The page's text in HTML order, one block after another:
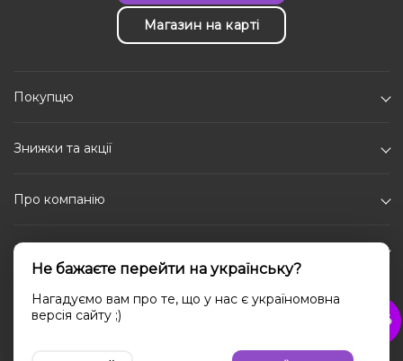
Магазин на карті
Покупцю
Знижки та акції
Про компанію
Каталог
Соціальні мережі
Не бажаєте перейти на українську?
Нагадуємо вам про те, що у нас є україномовна
версія сайту ;)